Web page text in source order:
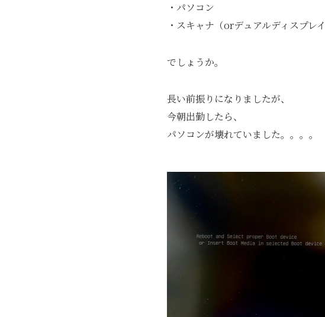
・パソコン
・スキャナ（orデュアルディスプレイ
でしょうか。
長い前振りになりましたが、
今朝出勤したら、
パソコンが壊れていました。。。。